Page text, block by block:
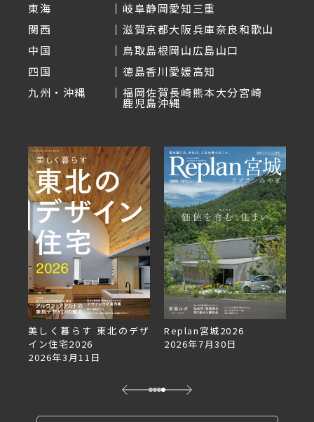
東海
岐阜静岡愛知三重
関西
滋賀京都大阪兵庫奈良和歌山
中国
鳥取島根岡山広島山口
四国
徳島香川愛媛高知
九州・沖縄
福岡佐賀長崎熊本大分宮崎
鹿児島沖縄
美しく暮らす 東北のデザ
イン住宅2026
2026年3月11日
Replan宮城2026
2026年7月30日